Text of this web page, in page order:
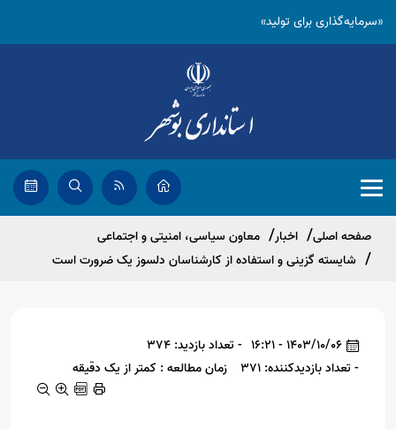
«سرمایه‌گذاری برای تولید»
صفحه اصلی اخبار
معاون سیاسی، امنیتی و اجتماعی
شایسته گزینی و استفاده از کارشناسان دلسوز یک ضرورت است
1403/10/06 - 16:21
- تعداد بازدید: 374
- تعداد بازدیدکننده: 371
زمان مطالعه : کمتر از یک دقیقه